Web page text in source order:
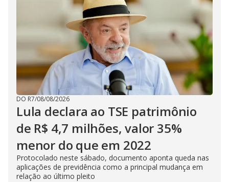
DO R7/08/08/2026
Lula declara ao TSE patrimônio
de R$ 4,7 milhões, valor 35%
menor do que em 2022
Protocolado neste sábado, documento aponta queda nas
aplicações de previdência como a principal mudança em
relação ao último pleito